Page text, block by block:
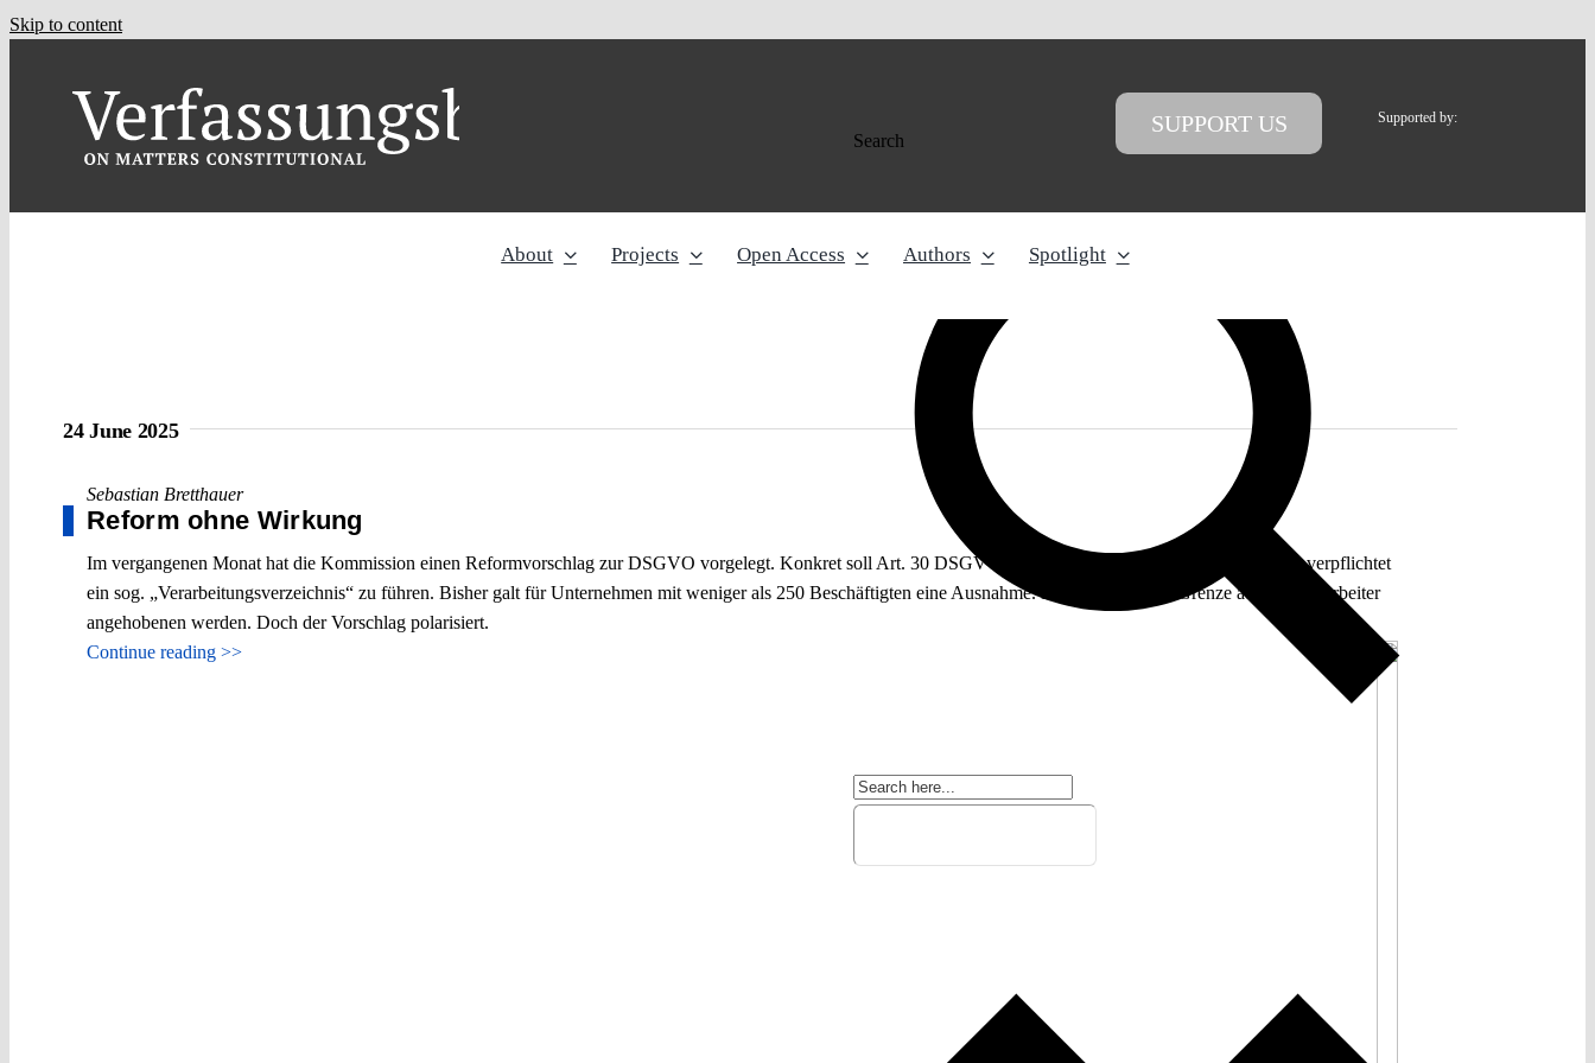
Skip to content
Search
SUPPORT US Supported by:
About Projects Open Access Authors Spotlight
24 June 2025
Sebastian Bretthauer
Reform ohne Wirkung
Im vergangenen Monat hat die Kommission einen Reformvorschlag zur DSGVO vorgelegt. Konkret soll Art. 30 DSGVO angepasst werden, der Datenverarbeiter verpflichtet
ein sog. „Verarbeitungsverzeichnis“ zu führen. Bisher galt für Unternehmen mit weniger als 250 Beschäftigten eine Ausnahme. Künftig soll diese Grenze auf 750 Mitarbeiter
angehobenen werden. Doch der Vorschlag polarisiert.
Continue reading >>